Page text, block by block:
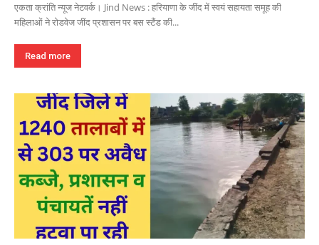
एकता क्रांति न्यूज नेटवर्क। Jind News : हरियाणा के जींद में स्वयं सहायता समूह की
महिलाओं ने रोडवेज जींद प्रशासन पर बस स्टैंड की...
Read more